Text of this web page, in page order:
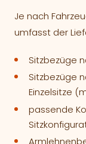
Je nach
umfasst der
Sitzbezüge
Sitzbezüge
Einzelsitze
passende